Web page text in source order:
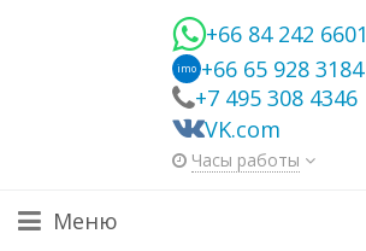
+66 84 242 6601
imo +66 65 928 3184
+7 495 308 4346
VK.com
Часы работы
Меню